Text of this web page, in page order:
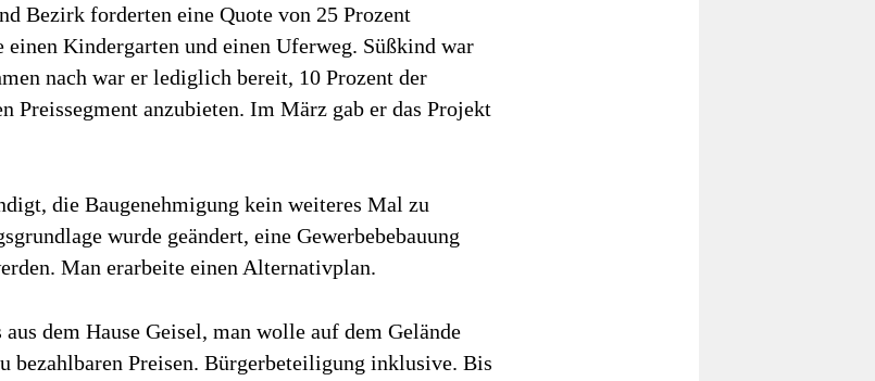
Bezirk forderten eine Quote von 25 Prozent
einen Kindergarten und einen Uferweg. Süßkind war
nach war er lediglich bereit, 10 Prozent der
Preissegment anzubieten. Im März gab er das Projekt
die Baugenehmigung kein weiteres Mal zu
wurde geändert, eine Gewerbebebauung
Man erarbeite einen Alternativplan.
dem Hause Geisel, man wolle auf dem Gelände
bezahlbaren Preisen. Bürgerbeteiligung inklusive. Bis